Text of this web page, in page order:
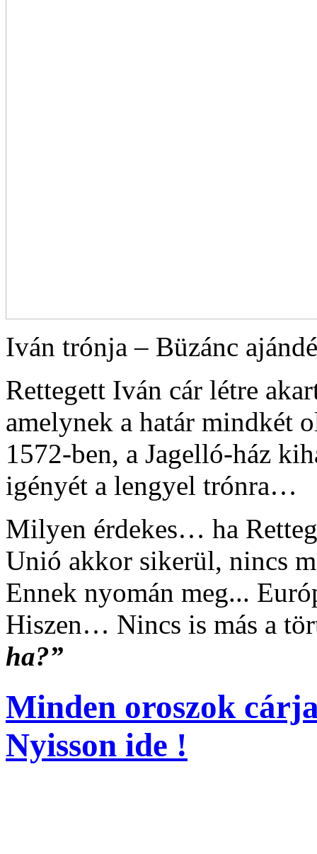
Iván trónja – Büzánc
Rettegett Iván cár létre
amelynek a határ mindkét
1572-ben, a Jagelló-ház
igényét a lengyel trónra…
Milyen érdekes… ha
Unió akkor sikerül, nincs
Ennek nyomán meg...
Hiszen… Nincs is más a
ha?”
Minden oroszok
Nyisson ide !